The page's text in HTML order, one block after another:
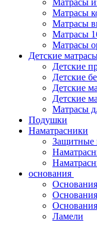
Матрасы
Матрасы
Матрасы
Матрасы
Матрасы
Детские
Детские
Детские
Детские
Детские
Матрасы
Подушки
Наматрасники
Защитные
основания
Ламели